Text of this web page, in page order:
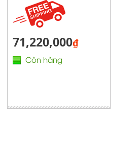
71,220,000₫
Còn hàng